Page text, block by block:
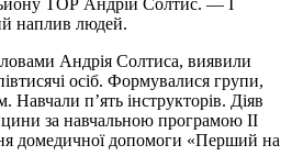
ТОР Андрій Солтис. — І
наплив людей.
Андрія Солтиса, виявили
осіб. Формувалися групи,
Навчали п’ять інструкторів. Діяв
за навчальною програмою ІІ
домедичної допомоги «Перший на